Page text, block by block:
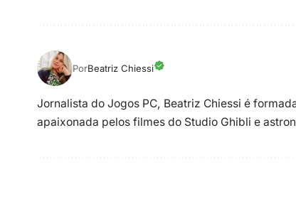
PorBeatriz Chiessi
Jornalista do Jogos PC, Beatriz Chiessi é
apaixonada pelos filmes do Studio Ghibli e